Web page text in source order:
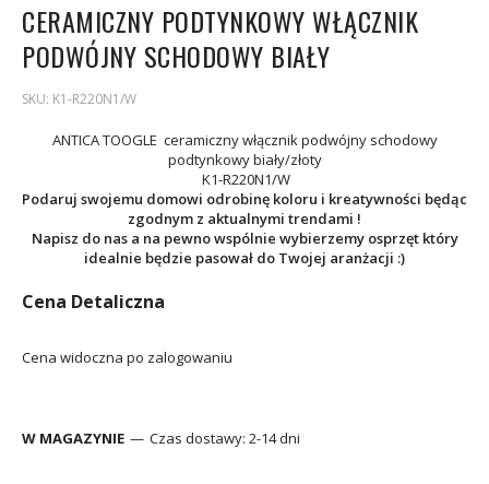
CERAMICZNY PODTYNKOWY WŁĄCZNIK
PODWÓJNY SCHODOWY BIAŁY
SKU: K1-R220N1/W
ANTICA TOOGLE ceramiczny włącznik podwójny schodowy
podtynkowy biały/złoty
K1-R220N1/W
Podaruj swojemu domowi odrobinę koloru i kreatywności będąc
zgodnym z aktualnymi trendami !
Napisz do nas a na pewno wspólnie wybierzemy osprzęt który
idealnie będzie pasował do Twojej aranżacji :)
Cena Detaliczna
Cena widoczna po zalogowaniu
W MAGAZYNIE Czas dostawy: 2-14 dni